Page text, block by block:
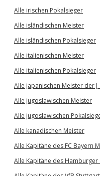
Alle irischen Pokalsieger
Alle isländischen Meister
Alle isländischen Pokalsieger
Alle italienischen Meister
Alle italienischen Pokalsieger
Alle japanischen Meister der
Alle jugoslawischen Meister
Alle jugoslawischen
Alle kanadischen Meister
Alle Kapitäne des FC Bayern
Alle Kapitäne des Hamburger